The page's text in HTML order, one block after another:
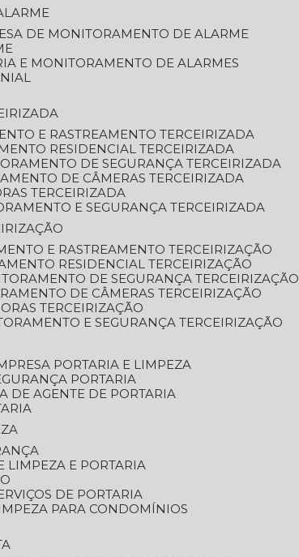
DE MONITORAMENTO DE ALARME
E MONITORAMENTO DE ALARMES
E RASTREAMENTO TERCEIRIZADA
RESIDENCIAL TERCEIRIZADA
DE SEGURANÇA TERCEIRIZADA
DE CÂMERAS TERCEIRIZADA
TERCEIRIZADA
E SEGURANÇA TERCEIRIZADA
E RASTREAMENTO TERCEIRIZAÇÃO
RESIDENCIAL TERCEIRIZAÇÃO
DE SEGURANÇA TERCEIRIZAÇÃO
DE CÂMERAS TERCEIRIZAÇÃO
TERCEIRIZAÇÃO
E SEGURANÇA TERCEIRIZAÇÃO
PORTARIA E LIMPEZA
PORTARIA
DE AGENTE DE PORTARIA
LIMPEZA E PORTARIA
DE PORTARIA
PARA CONDOMÍNIOS